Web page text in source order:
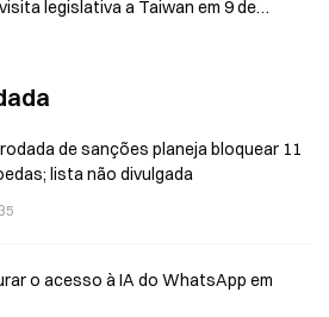
legislativa a Taiwan em 9 de
de sanções planeja bloquear 11
lista não divulgada
o acesso à IA do WhatsApp em